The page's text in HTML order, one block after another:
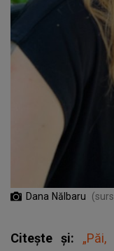
Dana Nălbaru
Citește și: